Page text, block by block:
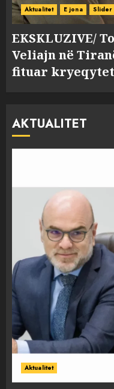
Aktualitet E jona Slider
EKSKLUZIVE/
Veliajn në
fituar
AKTUALITET
Aktualitet